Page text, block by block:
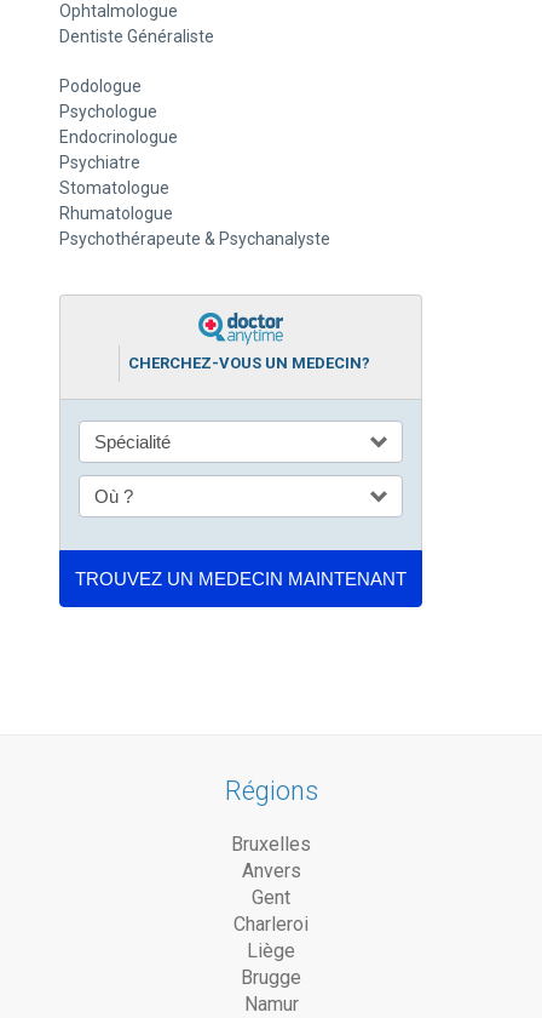
Ophtalmologue
Dentiste Généraliste
Podologue
Psychologue
Endocrinologue
Psychiatre
Stomatologue
Rhumatologue
Psychothérapeute & Psychanalyste
CHERCHEZ-VOUS UN MEDECIN?
Régions
Bruxelles
Anvers
Gent
Charleroi
Liège
Brugge
Namur